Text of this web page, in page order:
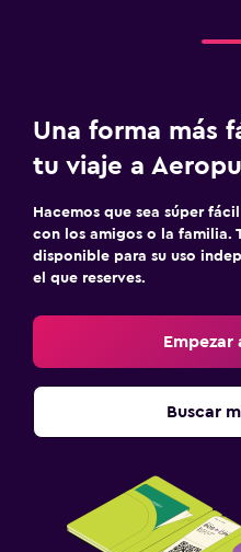
Una forma más
tu viaje a
Hacemos que sea súper
con los amigos o la familia.
disponible para su uso
el que reserves.
Empezar
Buscar